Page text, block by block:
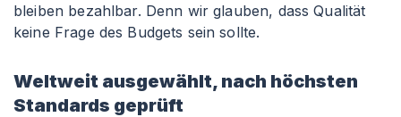
bleiben bezahlbar. Denn wir glauben, dass Qualität
keine Frage des Budgets sein sollte.
Weltweit ausgewählt, nach höchsten
Standards geprüft